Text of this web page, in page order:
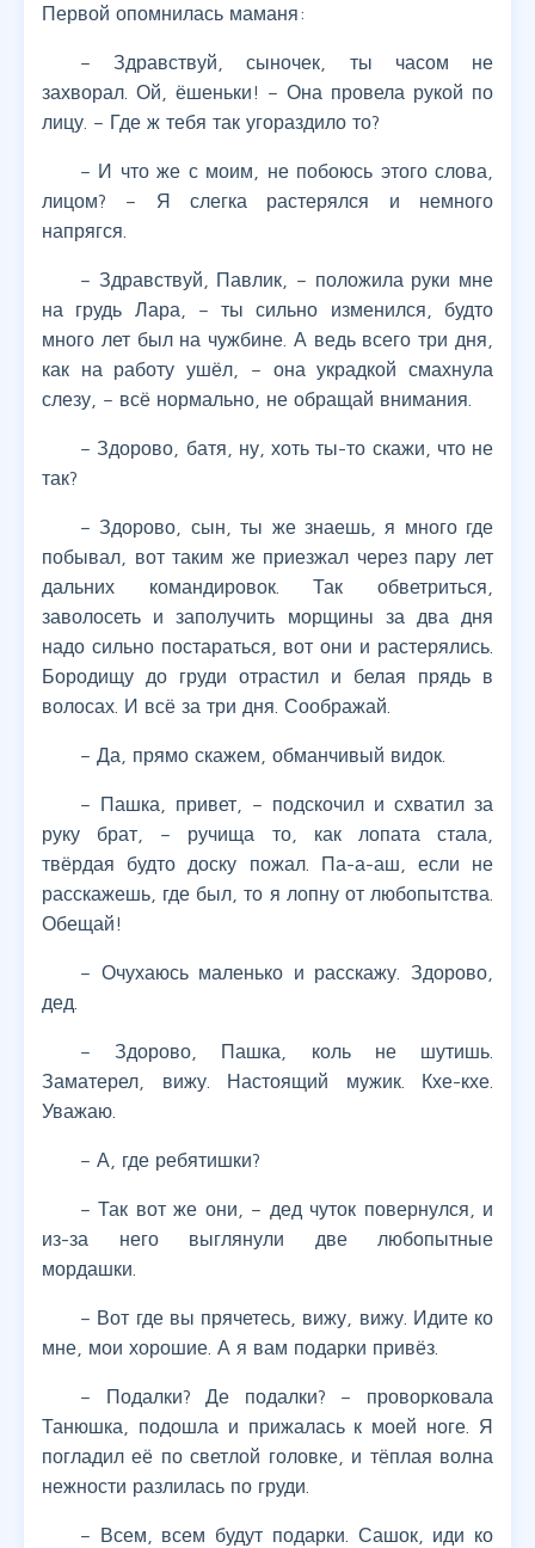
Первой опомнилась маманя:
– Здравствуй, сыночек, ты часом не
захворал. Ой, ёшеньки! – Она провела рукой по
лицу. – Где ж тебя так угораздило то?
– И что же с моим, не побоюсь этого слова,
лицом? – Я слегка растерялся и немного
напрягся.
– Здравствуй, Павлик, – положила руки мне
на грудь Лара, – ты сильно изменился, будто
много лет был на чужбине. А ведь всего три дня,
как на работу ушёл, – она украдкой смахнула
слезу, – всё нормально, не обращай внимания.
– Здорово, батя, ну, хоть ты-то скажи, что не
так?
– Здорово, сын, ты же знаешь, я много где
побывал, вот таким же приезжал через пару лет
дальних командировок. Так обветриться,
заволосеть и заполучить морщины за два дня
надо сильно постараться, вот они и растерялись.
Бородищу до груди отрастил и белая прядь в
волосах. И всё за три дня. Соображай.
– Да, прямо скажем, обманчивый видок.
– Пашка, привет, – подскочил и схватил за
руку брат, – ручища то, как лопата стала,
твёрдая будто доску пожал. Па-а-аш, если не
расскажешь, где был, то я лопну от любопытства.
Обещай!
– Очухаюсь маленько и расскажу. Здорово,
дед.
– Здорово, Пашка, коль не шутишь.
Заматерел, вижу. Настоящий мужик. Кхе-кхе.
Уважаю.
– А, где ребятишки?
– Так вот же они, – дед чуток повернулся, и
из-за него выглянули две любопытные
мордашки.
– Вот где вы прячетесь, вижу, вижу. Идите ко
мне, мои хорошие. А я вам подарки привёз.
– Подалки? Де подалки? – проворковала
Танюшка, подошла и прижалась к моей ноге. Я
погладил её по светлой головке, и тёплая волна
нежности разлилась по груди.
– Всем, всем будут подарки. Сашок, иди ко